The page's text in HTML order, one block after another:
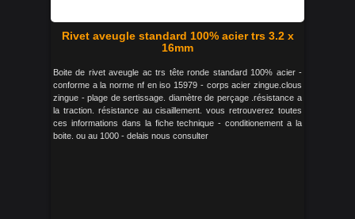
Rivet aveugle standard 100% acier trs 3.2 x
16mm
Boite de rivet aveugle ac trs tête ronde standard 100% acier -
conforme a la norme nf en iso 15979 - corps acier zingue.clous
zingue - plage de sertissage. diamètre de perçage .résistance a
la traction. résistance au cisaillement. vous retrouverez toutes
ces informations dans la fiche technique - conditionement a la
boite. ou au 1000 - delais nous consulter